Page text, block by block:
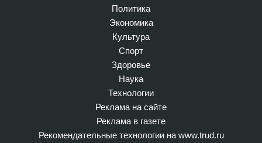
Политика
Экономика
Культура
Спорт
Здоровье
Наука
Технологии
Реклама на сайте
Реклама в газете
Рекомендательные технологии на www.trud.ru